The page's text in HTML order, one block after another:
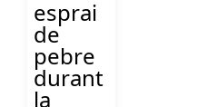
esprai
de
pebre
durant
la